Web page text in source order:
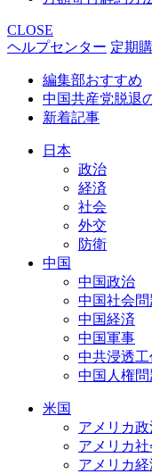
CLOSE
ヘルプセンター 定期
編集部おすすめ
中国共産党脱退
新着記事
日本
政治
経済
社会
外交
防衛
中国
中国政治
中国社会問
中国経済
中国軍事
中共浸透工
中国人権問
米国
アメリカ政
アメリカ社
アメリカ経